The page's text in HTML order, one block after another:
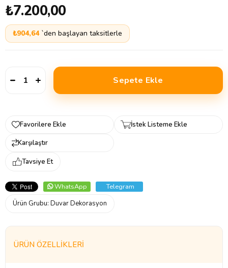
₺7.200,00
₺904,64 `den başlayan taksitlerle
Favorilere Ekle
İstek Listeme Ekle
Karşılaştır
Tavsiye Et
WhatsApp
Telegram
Ürün Grubu: Duvar Dekorasyon
ÜRÜN ÖZELLIKLERI